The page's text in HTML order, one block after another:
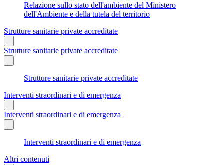
Relazione sullo stato dell'ambiente del Ministero
dell'Ambiente e della tutela del territorio
Strutture sanitarie private accreditate
Strutture sanitarie private accreditate
Strutture sanitarie private accreditate
Interventi straordinari e di emergenza
Interventi straordinari e di emergenza
Interventi straordinari e di emergenza
Altri contenuti